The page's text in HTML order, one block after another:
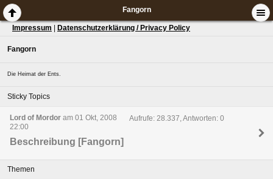
Fangorn
Impressum Datenschutzerklärung / Privacy Policy
Fangorn
Die Heimat der Ents.
Sticky Topics
Lord of Mordor am 01 Okt, 2008
22:00
Aufrufe: 28.337, Antworten: 0
Beschreibung [Fangorn]
Themen